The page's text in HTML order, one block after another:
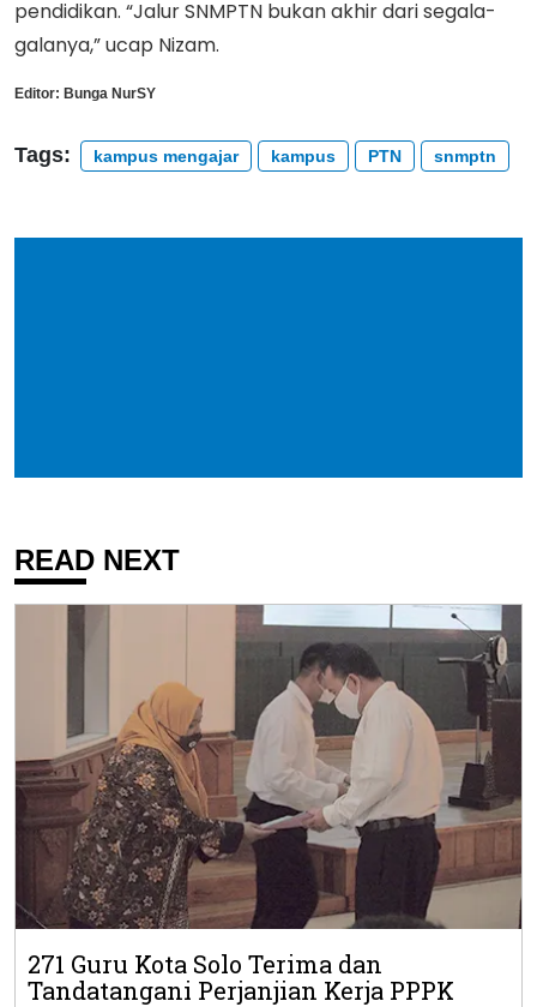
pendidikan. “Jalur SNMPTN bukan akhir dari segala-
galanya,” ucap Nizam.
Editor: Bunga NurSY
Tags: kampus mengajar kampus PTN snmptn
READ NEXT
271 Guru Kota Solo Terima dan
Tandatangani Perjanjian Kerja PPPK